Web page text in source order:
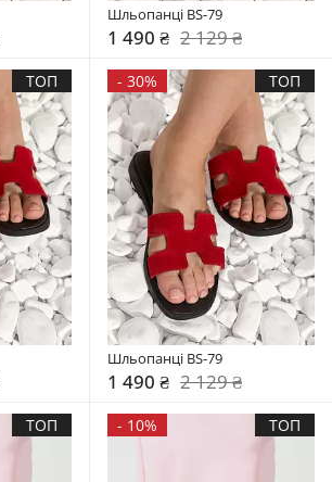
Шльопанці BS-79
1 490 ₴ 2 129 ₴
ТОП - 30% ТОП
Шльопанці BS-79
1 490 ₴ 2 129 ₴
ТОП - 10% ТОП